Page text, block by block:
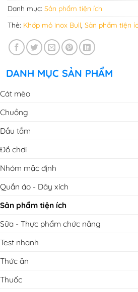
Danh mục: Sản phẩm tiện ích
Thẻ: Khớp mỏ inox Bull, Sản phẩm tiện
DANH MỤC SẢN PHẨM
Cát mèo
Chuồng
Dầu tắm
Đồ chơi
Nhóm mặc định
Quần áo - Dây xích
Sản phẩm tiện ích
Sữa - Thực phẩm chức năng
Test nhanh
Thức ăn
Thuốc